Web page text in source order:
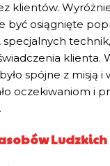
klientów.
być osiągnięte
specjalnych
klienta.
spójne z misją i
oczekiwaniom i